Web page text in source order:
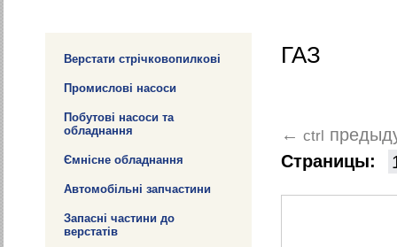
Верстати стрічковопилкові
Промислові насоси
Побутові насоси та
обладнання
Ємнісне обладнання
Автомобільні запчастини
Запасні частини до
верстатів
ГАЗ
← ctrl
Страницы: